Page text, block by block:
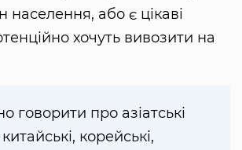
населення, або є цікаві
хочуть вивозити на
говорити про азіатські
корейські,